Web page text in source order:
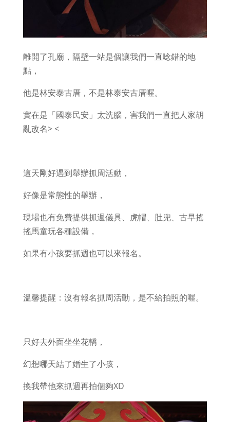
離開了孔廟，隔壁一站是個讓我們一直唸錯的地
點，
他是林安泰古厝，不是林泰安古厝喔。
實在是「國泰民安」太洗腦，害我們一直把人家胡
亂改名> <
這天剛好遇到舉辦抓周活動，
好像是常態性的舉辦，
現場也有免費提供抓週儀具、虎帽、肚兜、古早搖
搖馬童玩各種設備，
如果有小孩要抓週也可以來報名。
溫馨提醒：沒有報名抓周活動，是不給拍照的喔。
只好去外面坐坐花轎，
幻想哪天結了婚生了小孩，
換我帶他來抓週再拍個夠XD